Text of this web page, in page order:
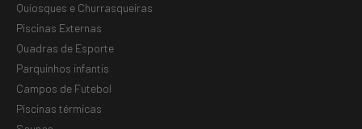
Quiosques e Churrasqueiras
Piscinas Externas
Quadras de Esporte
Parquinhos infantis
Campos de Futebol
Piscinas térmicas